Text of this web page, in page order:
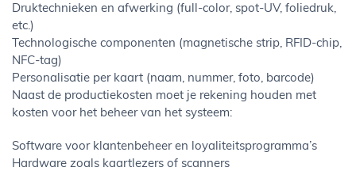
Druktechnieken en afwerking (full-color, spot-UV, foliedruk,
etc.)
Technologische componenten (magnetische strip, RFID-chip,
NFC-tag)
Personalisatie per kaart (naam, nummer, foto, barcode)
Naast de productiekosten moet je rekening houden met
kosten voor het beheer van het systeem:
Software voor klantenbeheer en loyaliteitsprogramma’s
Hardware zoals kaartlezers of scanners